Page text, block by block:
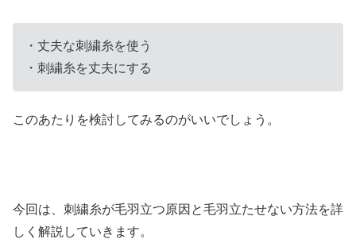
・丈夫な刺繍糸を使う
・刺繍糸を丈夫にする
このあたりを検討してみるのがいいでしょう。
今回は、刺繍糸が毛羽立つ原因と毛羽立たせない方法を詳
しく解説していきます。